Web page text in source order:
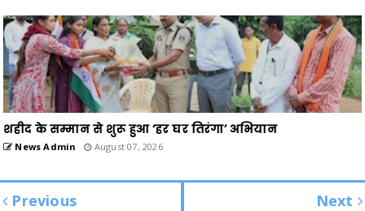
शहीद के सम्मान से शुरू हुआ ‘हर घर तिरंगा’ अभियान
News Admin August 07, 2026
Previous Next